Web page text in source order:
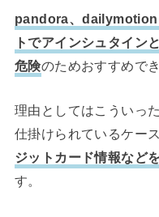
pandora、dailymotion
トでアインシュタイン
危険のためおすすめで
理由としてはこういっ
仕掛けられているケー
ジットカード情報など
す。